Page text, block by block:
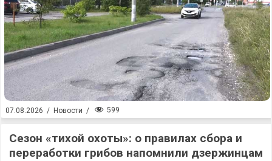
07.08.2026 / Новости / 599
Сезон «тихой охоты»: о правилах сбора и
переработки грибов напомнили дзержинцам